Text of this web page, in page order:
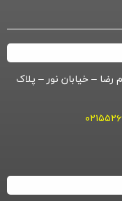
رضا – خیابان نور – پلاک